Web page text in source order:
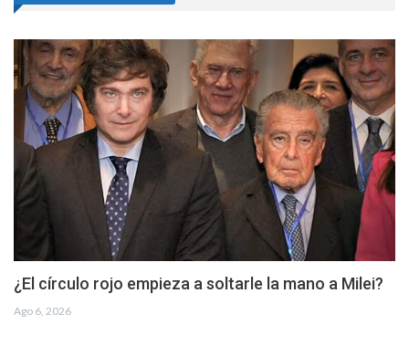
¿El círculo rojo empieza a soltarle la mano a Milei?
Ago 6, 2026